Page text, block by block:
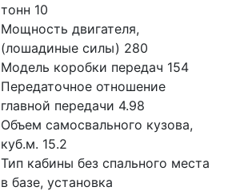
тонн 10
Мощность двигателя,
(лошадиные силы) 280
Модель коробки передач 154
Передаточное отношение
главной передачи 4.98
Объем самосвального кузова,
куб.м. 15.2
Тип кабины без спального места
в базе, установка